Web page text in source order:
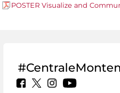
POSTER Visualize and